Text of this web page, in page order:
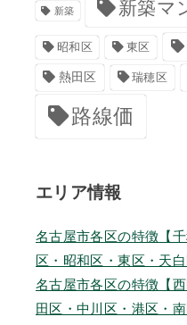
新築 新築マ
昭和区 東区
熱田区 瑞穂区
路線価
エリア情報
名古屋市各区の特徴【
区・昭和区・東区・天
名古屋市各区の特徴【
田区・中川区・港区・南